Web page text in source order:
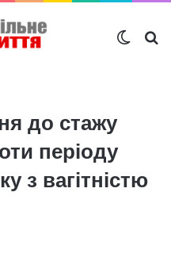
до стажу
періоду
з вагітністю